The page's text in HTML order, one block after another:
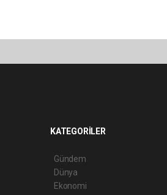
KATEGORİLER
Gündem
Dünya
Ekonomi